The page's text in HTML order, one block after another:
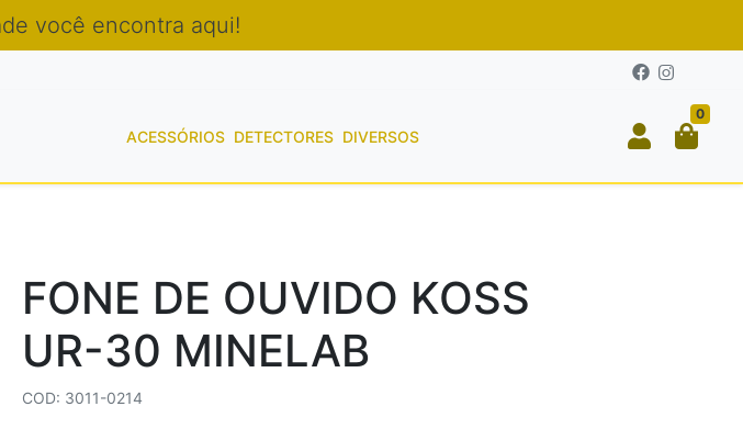
você encontra aqui!
0
ACESSÓRIOS DETECTORES DIVERSOS
FONE DE OUVIDO KOSS
UR-30 MINELAB
COD: 3011-0214